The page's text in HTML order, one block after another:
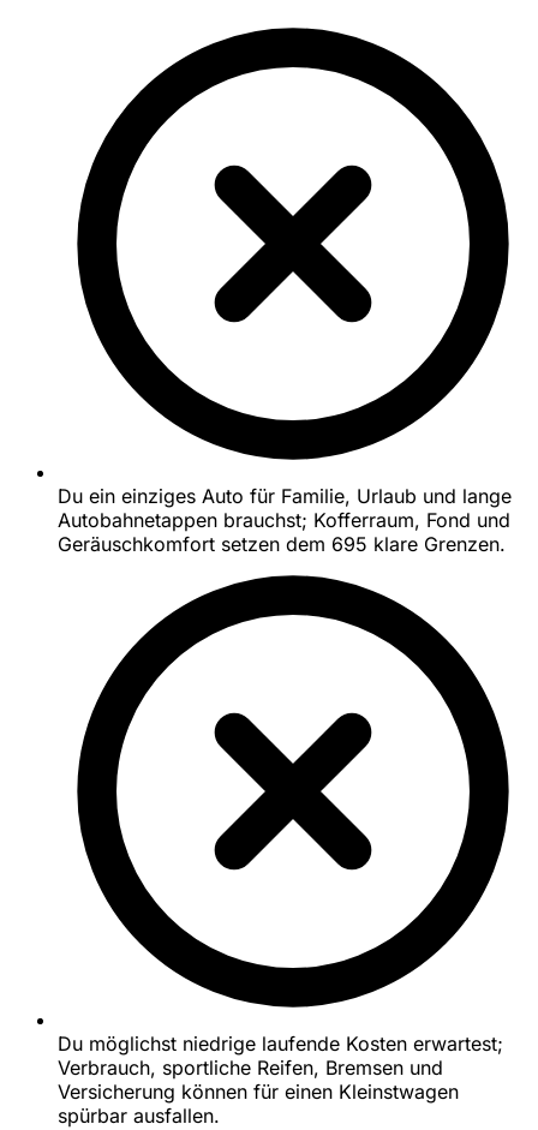
Du ein einziges Auto für Familie, Urlaub und lange
Autobahnetappen brauchst; Kofferraum, Fond und
Geräuschkomfort setzen dem 695 klare Grenzen.
Du möglichst niedrige laufende Kosten erwartest;
Verbrauch, sportliche Reifen, Bremsen und
Versicherung können für einen Kleinstwagen
spürbar ausfallen.